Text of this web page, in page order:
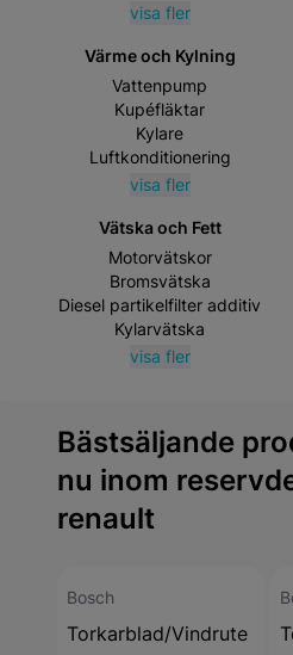
visa fler
Värme och Kylning
Vattenpump
Kupéfläktar
Kylare
Luftkonditionering
visa fler
Vätska och Fett
Motorvätskor
Bromsvätska
Diesel partikelfilter additiv
Kylarvätska
visa fler
Bästsäljande
nu inom
renault
Bosch
Torkarblad/Vindrute